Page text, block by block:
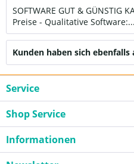
SOFTWARE GUT & GÜNSTIG
Preise - Qualitative Software:...
Kunden haben sich ebenfalls
Service
Shop Service
Informationen